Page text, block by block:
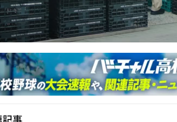
事